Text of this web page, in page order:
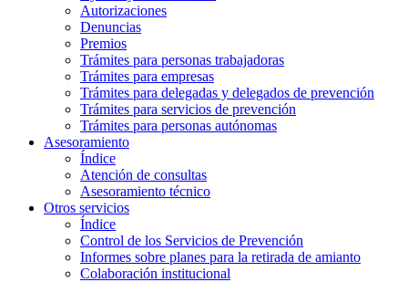
Autorizaciones
Denuncias
Premios
Trámites para personas trabajadoras
Trámites para empresas
Trámites para delegadas y delegados de prevención
Trámites para servicios de prevención
Trámites para personas autónomas
Asesoramiento
Índice
Atención de consultas
Asesoramiento técnico
Otros servicios
Índice
Control de los Servicios de Prevención
Informes sobre planes para la retirada de amianto
Colaboración institucional